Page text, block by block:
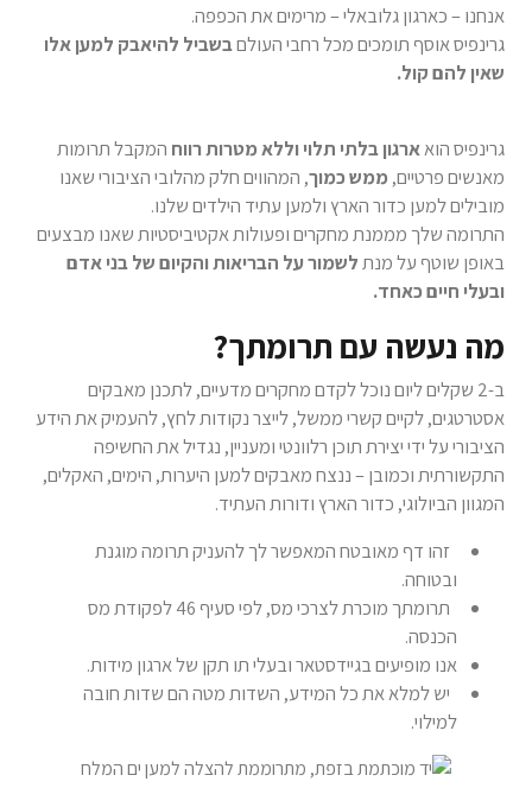
אנחנו – כארגון גלובאלי – מרימים את הכפפה.
גרינפיס אוסף תומכים מכל רחבי העולםבשביל להיאבק למען אלו
שאין להם קול.
גרינפיס הואארגון בלתי תלוי וללא מטרות רווח המקבל תרומות
מאנשים פרטיים, ממש כמוך, המהווים חלק מהלובי הציבורי שאנו
מובילים למען כדור הארץ ולמען עתיד הילדים שלנו.
התרומה שלך מממנת מחקרים ופעולות אקטיביסטיות שאנו מבצעים
באופן שוטף על מנתלשמור על הבריאות והקיום של בני אדם
ובעלי חיים כאחד.
מה נעשה עם תרומתך?
ב-2 שקלים ליום נוכל לקדם מחקרים מדעיים, לתכנן מאבקים
אסטרטגים, לקיים קשרי ממשל, לייצר נקודות לחץ, להעמיק את הידע
הציבורי על ידי יצירת תוכן רלוונטי ומעניין, נגדיל את החשיפה
התקשורתית וכמובן – ננצח מאבקים למען היערות, הימים, האקלים,
המגוון הביולוגי, כדור הארץ ודורות העתיד.
זהו דף מאובטח המאפשר לך להעניק תרומה מוגנת
ובטוחה.
תרומתך מוכרת לצרכי מס, לפי סעיף 46 לפקודת מס
הכנסה.
אנו מופיעים בגיידסטאר ובעלי תו תקן של ארגון מידות.
יש למלא את כל המידע, השדות מטה הם שדות חובה
למילוי.